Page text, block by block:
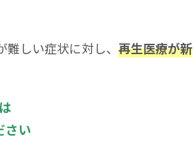
しい症状に対し、 再生医療が新
さい